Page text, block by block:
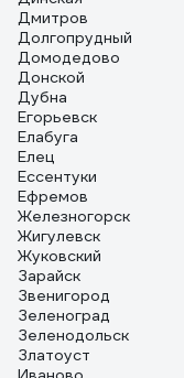
Дмитров
Долгопрудный
Домодедово
Донской
Дубна
Егорьевск
Елабуга
Елец
Ессентуки
Ефремов
Железногорск
Жигулевск
Жуковский
Зарайск
Звенигород
Зеленоград
Зеленодольск
Златоуст